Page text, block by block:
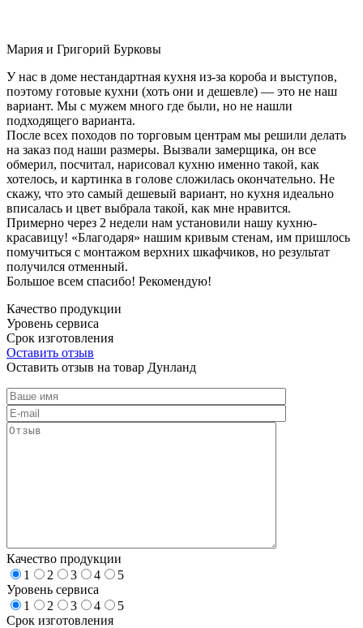
Мария и Григорий Бурковы
У нас в доме нестандартная кухня из-за короба и выступов,
поэтому готовые кухни (хоть они и дешевле) — это не наш
вариант. Мы с мужем много где были, но не нашли
подходящего варианта.
После всех походов по торговым центрам мы решили делать
на заказ под наши размеры. Вызвали замерщика, он все
обмерил, посчитал, нарисовал кухню именно такой, как
хотелось, и картинка в голове сложилась окончательно. Не
скажу, что это самый дешевый вариант, но кухня идеально
вписалась и цвет выбрала такой, как мне нравится.
Примерно через 2 недели нам установили нашу кухню-
красавицу! «Благодаря» нашим кривым стенам, им пришлось
помучиться с монтажом верхних шкафчиков, но результат
получился отменный.
Большое всем спасибо! Рекомендую!
Качество продукции
Уровень сервиса
Срок изготовления
Оставить отзыв
Оставить отзыв на товар Дунланд
Качество продукции
1
2 3 4
5
Уровень сервиса
1
2 3 4
5
Срок изготовления